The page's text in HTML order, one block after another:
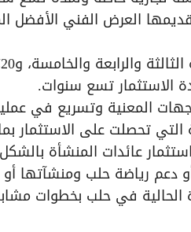
العرض الفني الأفضل
المعنية وتسريع في
تحصلت على الاستثمار
عائدات المنشأة
دعم رياضة حلب ومنشآتها أو
الحالية في حلب بخطوات